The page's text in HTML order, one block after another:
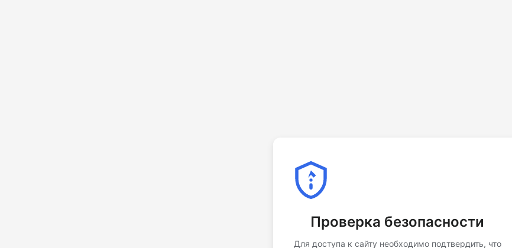
Проверка безопасности
Для доступа к сайту необходимо подтвердить, что